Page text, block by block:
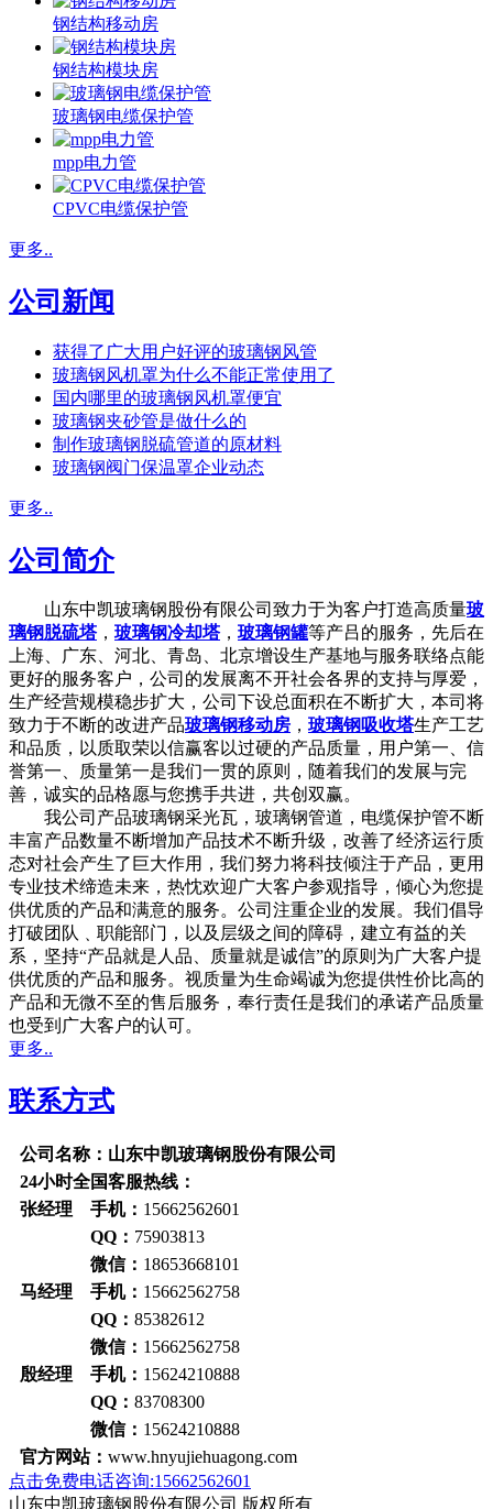
钢结构移动房
钢结构模块房
玻璃钢电缆保护管
mpp电力管
CPVC电缆保护管
更多..
公司新闻
获得了广大用户好评的玻璃钢风管
玻璃钢风机罩为什么不能正常使用了
国内哪里的玻璃钢风机罩便宜
玻璃钢夹砂管是做什么的
制作玻璃钢脱硫管道的原材料
玻璃钢阀门保温罩企业动态
更多..
公司简介
山东中凯玻璃钢股份有限公司致力于为客户打造高质量玻
璃钢脱硫塔， 玻璃钢冷却塔， 玻璃钢罐等产吕的服务，先后在
上海、广东、河北、青岛、北京增设生产基地与服务联络点能
更好的服务客户，公司的发展离不开社会各界的支持与厚爱，
生产经营规模稳步扩大，公司下设总面积在不断扩大，本司将
致力于不断的改进产品玻璃钢移动房 ， 玻璃钢吸收塔生产工艺
和品质，以质取荣以信赢客以过硬的产品质量，用户第一、信
誉第一、质量第一是我们一贯的原则，随着我们的发展与完
善，诚实的品格愿与您携手共进，共创双赢。
我公司产品玻璃钢采光瓦，玻璃钢管道，电缆保护管不断
丰富产品数量不断增加产品技术不断升级，改善了经济运行质
态对社会产生了巨大作用，我们努力将科技倾注于产品，更用
专业技术缔造未来，热忱欢迎广大客户参观指导，倾心为您提
供优质的产品和满意的服务。公司注重企业的发展。我们倡导
打破团队﹑职能部门，以及层级之间的障碍，建立有益的关
系，坚持“产品就是人品、质量就是诚信”的原则为广大客户提
供优质的产品和服务。视质量为生命竭诚为您提供性价比高的
产品和无微不至的售后服务，奉行责任是我们的承诺产品质量
也受到广大客户的认可。
更多..
联系方式
公司名称：山东中凯玻璃钢股份有限公司
24小时全国客服热线：
张经理 手机： 15662562601
QQ： 75903813
微信： 18653668101
马经理 手机： 15662562758
QQ： 85382612
微信： 15662562758
殷经理 手机： 15624210888
QQ： 83708300
微信： 15624210888
官方网站： www.hnyujiehuagong.com
点击免费电话咨询:15662562601
山东中凯玻璃钢股份有限公司 版权所有